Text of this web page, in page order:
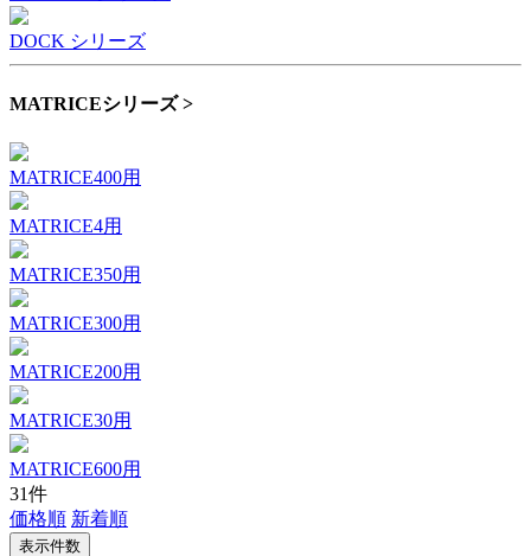
DOCK シリーズ
MATRICEシリーズ >
MATRICE400用
MATRICE4用
MATRICE350用
MATRICE300用
MATRICE200用
MATRICE30用
MATRICE600用
31件
価格順 新着順
表示件数